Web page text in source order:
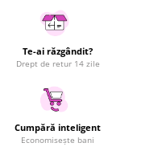
Te-ai răzgândit?
Drept de retur 14 zile
Cumpără inteligent
Economisește bani